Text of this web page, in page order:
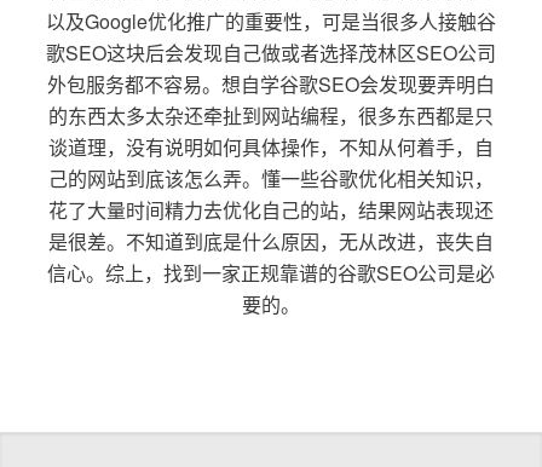
以及Google优化推广的重要性，可是当很多人接触谷
歌SEO这块后会发现自己做或者选择茂林区SEO公司
外包服务都不容易。想自学谷歌SEO会发现要弄明白
的东西太多太杂还牵扯到网站编程，很多东西都是只
谈道理，没有说明如何具体操作，不知从何着手，自
己的网站到底该怎么弄。懂一些谷歌优化相关知识，
花了大量时间精力去优化自己的站，结果网站表现还
是很差。不知道到底是什么原因，无从改进，丧失自
信心。综上，找到一家正规靠谱的谷歌SEO公司是必
要的。